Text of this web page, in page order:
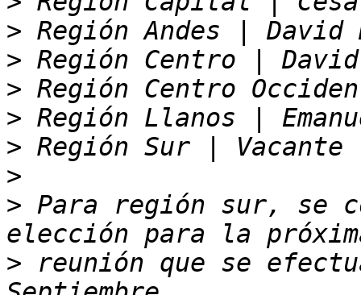
>
>
>
>
>
>
> Para región sur, se
> reunión que se